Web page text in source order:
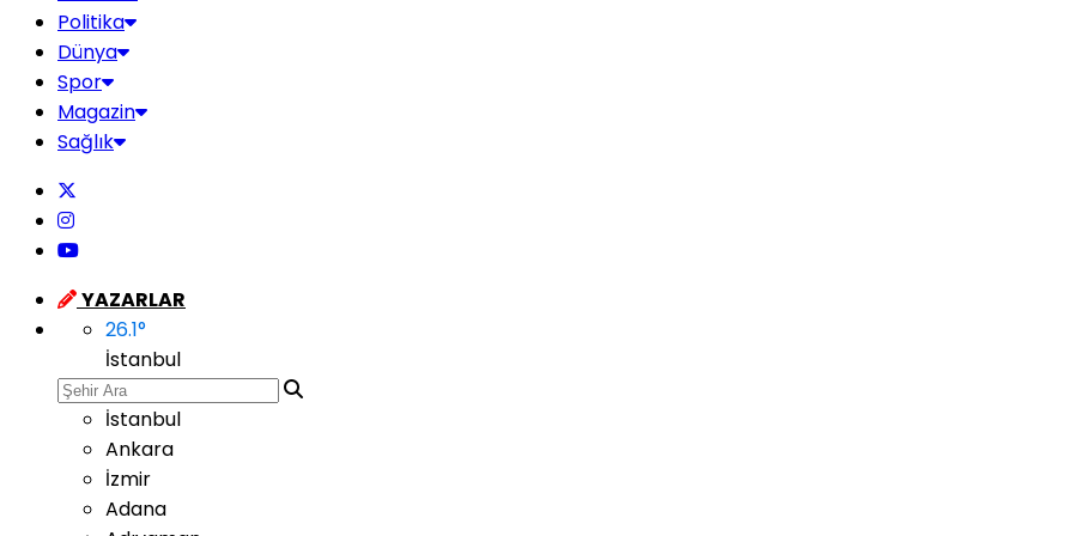
Politika
Dünya
Spor
Magazin
Sağlık
YAZARLAR
26.1°
İstanbul
İstanbul
Ankara
İzmir
Adana